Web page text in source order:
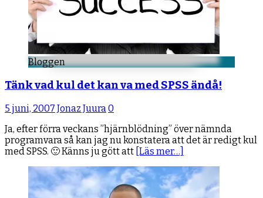
Bloggen
Tänk vad kul det kan va med SPSS ändå!
5 juni, 2007 Jonaz Juura 0
Ja, efter förra veckans ”hjärnblödning” över nämnda
programvara så kan jag nu konstatera att det är redigt kul
med SPSS. 🙂 Känns ju gött att [Läs mer…]